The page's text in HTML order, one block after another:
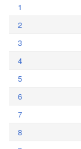
1
2
3
4
5
6
7
8